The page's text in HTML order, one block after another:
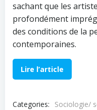
sachant que les
profondément
des conditions de la
contemporaines.
Lire l’article
Categories:
Sociologie/